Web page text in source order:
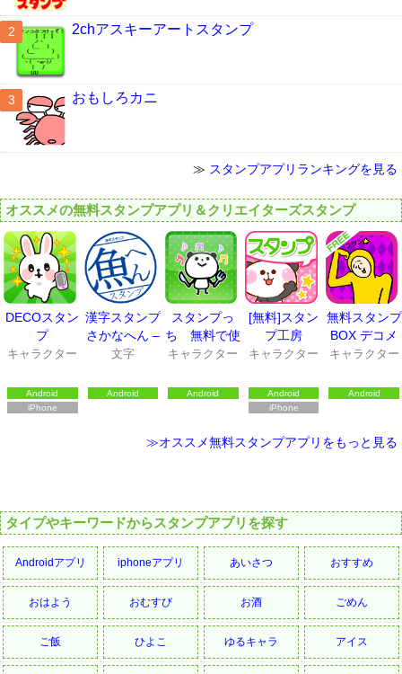
2chアスキーアートスタンプ
おもしろカニ
≫ スタンプアプリランキングを見る
オススメの無料スタンプアプリ＆クリエイターズスタンプ
DECOスタン
プ
キャラクター
Android
iPhone
漢字スタンプ
さかなへん –
無料で使える
リ
文字
Android
スタンプっ
ち 無料で使
えるスタンプ
キャラクター
Android
[無料]スタン
プ工房
キャラクター
Android
iPhone
無料スタンプ
BOX デコメ
スタンプ全部
キャラクター
Android
≫オススメ無料スタンプアプリをもっと見る
タイプやキーワードからスタンプアプリを探す
Androidアプリ iphoneアプリ あいさつ おすすめ
おはよう おむすび お酒 ごめん
ご飯 ひよこ ゆるキャラ アイス